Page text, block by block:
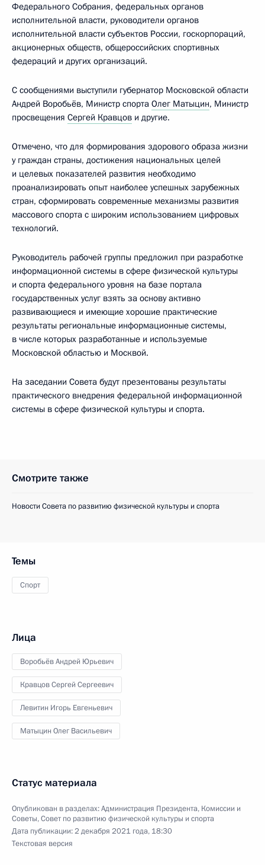
Федерального Собрания, федеральных органов
исполнительной власти, руководители органов
исполнительной власти субъектов России, госкорпораций,
акционерных обществ, общероссийских спортивных
федераций и других организаций.
С сообщениями выступили губернатор Московской области
Андрей Воробьёв, Министр спорта Олег Матыцин, Министр
просвещения Сергей Кравцов и другие.
Отмечено, что для формирования здорового образа жизни
у граждан страны, достижения национальных целей
и целевых показателей развития необходимо
проанализировать опыт наиболее успешных зарубежных
стран, сформировать современные механизмы развития
массового спорта с широким использованием цифровых
технологий.
Руководитель рабочей группы предложил при разработке
информационной системы в сфере физической культуры
и спорта федерального уровня на базе портала
государственных услуг взять за основу активно
развивающиеся и имеющие хорошие практические
результаты региональные информационные системы,
в числе которых разработанные и используемые
Московской областью и Москвой.
На заседании Совета будут презентованы результаты
практического внедрения федеральной информационной
системы в сфере физической культуры и спорта.
Смотрите также
Новости Совета по развитию физической культуры и спорта
Темы
Спорт
Лица
Воробьёв Андрей Юрьевич
Кравцов Сергей Сергеевич
Левитин Игорь Евгеньевич
Матыцин Олег Васильевич
Статус материала
Опубликован в разделах:Администрация Президента, Комиссии и
Советы,Совет по развитию физической культуры и спорта
Дата публикации:2 декабря 2021 года, 18:30
Текстовая версия